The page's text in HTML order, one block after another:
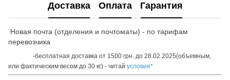
Доставка Оплата Гарантия
Новая почта (отделения и почтоматы) - по тарифам
перевозчика
-бесплатная доставка от 1500 грн. до 28.02.2025(объемным,
или фактическим весом до 30 кг) - читай условия*